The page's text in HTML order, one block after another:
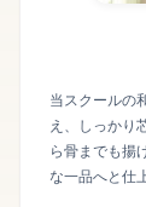
当スクールの
え、しっかり
ら骨までも揚
な一品へと仕